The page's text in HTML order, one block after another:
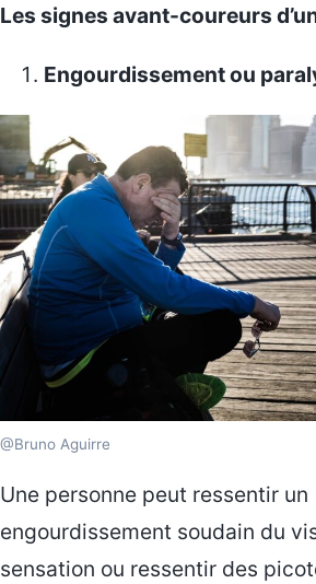
Les signes avant-coureurs
Engourdissement ou
@Bruno Aguirre
Une personne peut ressentir un
engourdissement soudain du
sensation ou ressentir des